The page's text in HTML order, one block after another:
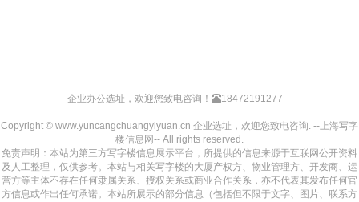
企业办公选址，欢迎您致电咨询！ 18472191277
Copyright © www.yuncangchuangyiyuan.cn 企业选址，欢迎您致电咨询. --上海写字
楼信息网-- All rights reserved.
免责声明：本站为第三方写字楼信息展示平台，所提供的信息来源于互联网公开资料
及人工整理，仅供参考。本站与相关写字楼的大厦产权方、物业管理方、开发商、运
营方等主体不存在任何隶属关系、授权关系或商业合作关系，亦不代表其发布任何官
方信息或作出任何承诺。本站所展示的部分信息（包括但不限于文字、图片、联系方